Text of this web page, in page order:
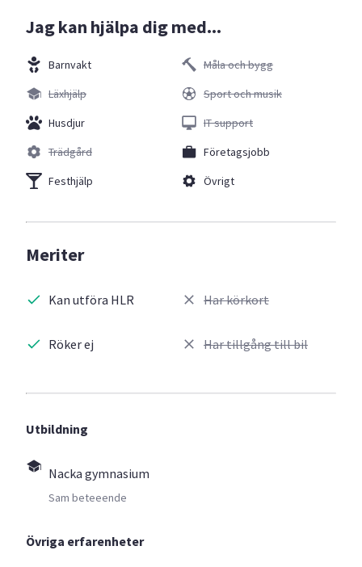
Jag kan hjälpa dig med...
Barnvakt
Läxhjälp
Husdjur
Trädgård
Festhjälp
Måla och bygg
Sport och musik
IT support
Företagsjobb
Övrigt
Meriter
Kan utföra HLR
Röker ej
Har körkort
Har tillgång till bil
Utbildning
Nacka gymnasium
Sam beteeende
Övriga erfarenheter